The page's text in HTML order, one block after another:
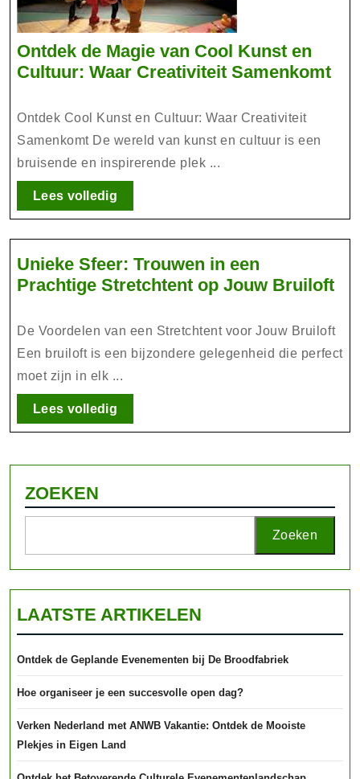
Ontdek de Magie van Cool Kunst en
Cultuur: Waar Creativiteit Samenkomt
Ontdek Cool Kunst en Cultuur: Waar Creativiteit
Samenkomt De wereld van kunst en cultuur is een
bruisende en inspirerende plek ...
Lees volledigLees
volledig
Unieke Sfeer: Trouwen in een
Prachtige Stretchtent op Jouw Bruiloft
in
op
De Voordelen van een Stretchtent voor Jouw Bruiloft
Een bruiloft is een bijzondere gelegenheid die perfect
moet zijn in elk ...
Lees volledigLees
volledig
ZOEKEN
Zoeken
LAATSTE ARTIKELEN
Ontdek de Geplande Evenementen bij De Broodfabriek
Hoe organiseer je een succesvolle open dag?
Verken Nederland met ANWB Vakantie: Ontdek de Mooiste
Plekjes in Eigen Land